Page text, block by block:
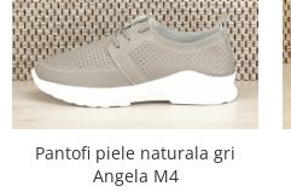
Pantofi piele naturala gri
Angela M4